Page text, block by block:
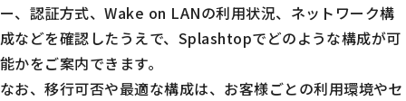
ー、認証方式、Wake on LANの利用状況、ネットワーク構
成などを確認したうえで、Splashtopでどのような構成が可
能かをご案内できます。
なお、移行可否や最適な構成は、お客様ごとの利用環境やセ